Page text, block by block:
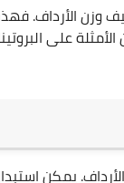
وزن الأرداف.
على
يمكن